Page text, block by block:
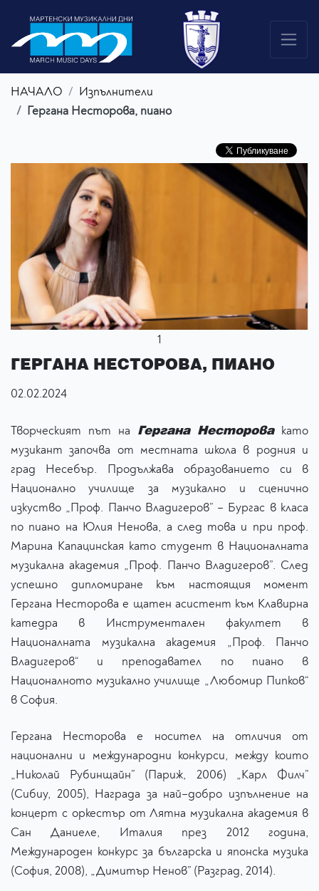
НАЧАЛО
Изпълнители
Гергана Несторова, пиано
1
ГЕРГАНА НЕСТОРОВА, ПИАНО
02.02.2024
Творческият път на Гергана Несторовакато
музикант започва от местната школа в родния и
град Несебър. Продължава образованието си в
Национално училище за музикално и сценично
изкуство „Проф. Панчо Владигеров” – Бургас в класа
по пиано на Юлия Ненова, а след това и при проф.
Марина Капацинская като студент в Националната
музикална академия „Проф. Панчо Владигеров”. След
успешно дипломиране към настоящия момент
Гергана Несторова е щатен асистент към Клавирна
катедра в Инструментален факултет в
Националната музикална академия „Проф. Панчо
Владигеров“ и преподавател по пиано в
Националното музикално училище „Любомир Пипков“
в София.
Гергана Несторова е носител на отличия от
национални и международни конкурси, между които
„Николай Рубинщайн” (Париж, 2006) „Карл Филч”
(Сибиу, 2005), Награда за най–добро изпълнение на
концерт с оркестър от Лятна музикална академия в
Сан Даниеле, Италия през 2012 година,
Международен конкурс за българска и японска музика
(София, 2008), „Димитър Ненов” (Разград, 2014).